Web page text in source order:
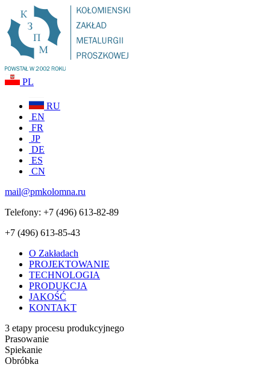
PL
RU
EN
FR
JP
DE
ES
CN
mail@pmkolomna.ru
Telefony: +7 (496) 613-82-89
+7 (496) 613-85-43
O Zakładach
PROJEKTOWANIE
TECHNOLOGIA
PRODUKCJA
JAKOŚĆ
KONTAKT
3 etapy procesu produkcyjnego
Prasowanie
Spiekanie
Obróbka